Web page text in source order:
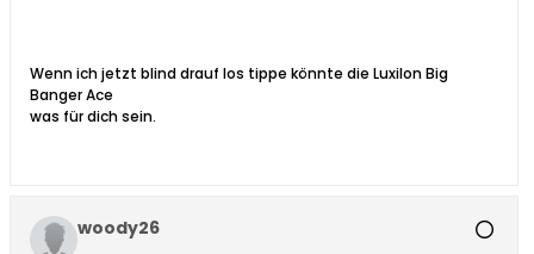
Wenn ich jetzt blind drauf los tippe könnte die Luxilon Big
Banger Ace
was für dich sein.
woody26